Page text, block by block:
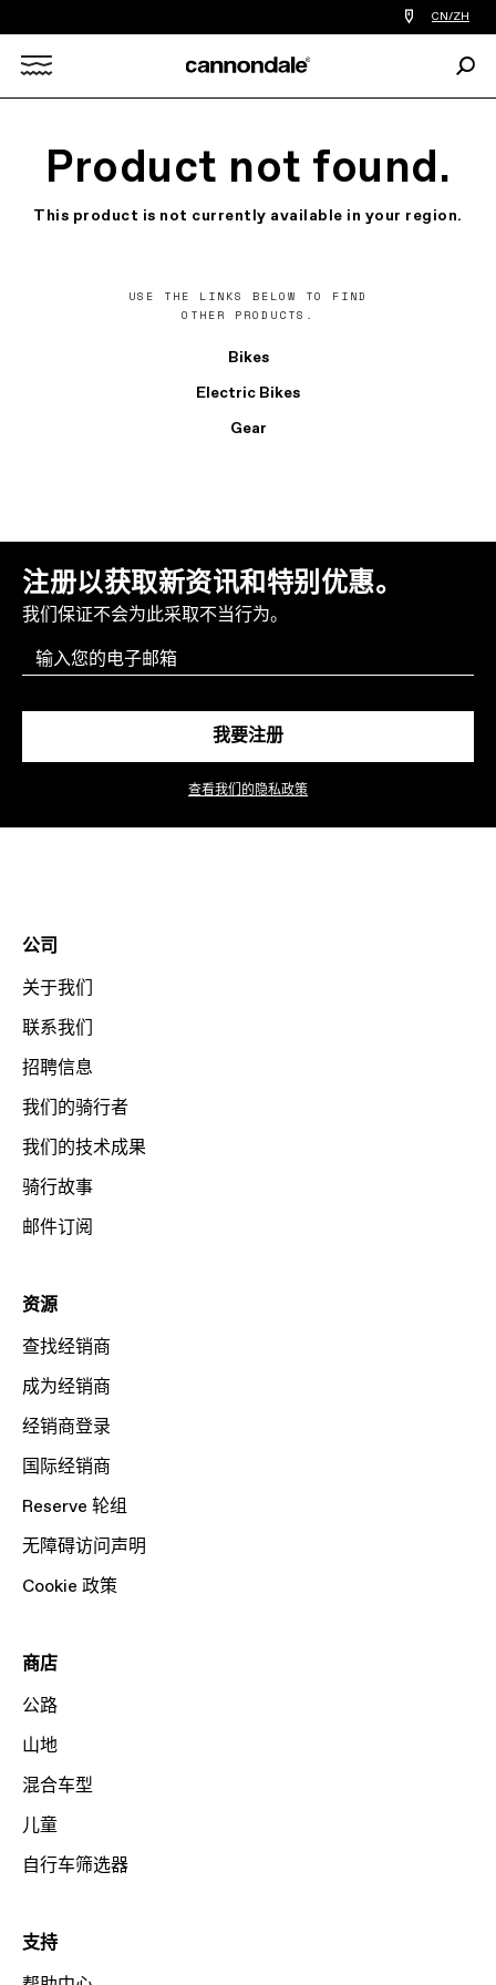
查
找
的
车
店
CN/ZH
Product not found.
This product is not currently available in your region.
USE THE LINKS BELOW TO FIND
OTHER PRODUCTS.
Bikes
Electric Bikes
Gear
注册以获取新资讯和特别优惠。
我们保证不会为此采取不当行为。
Email
我要注册
查看我们的隐私政策
公司
关于我们
联系我们
招聘信息
我们的骑行者
我们的技术成果
骑行故事
邮件订阅
资源
查找经销商
成为经销商
经销商登录
国际经销商
Reserve 轮组
无障碍访问声明
Cookie 政策
商店
公路
山地
混合车型
儿童
自行车筛选器
支持